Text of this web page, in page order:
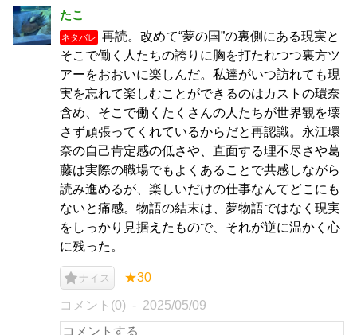
たこ
ネタバレ
再読。改めて“夢の国”の裏側にある現実と
そこで働く人たちの誇りに胸を打たれつつ裏方ツ
アーをおおいに楽しんだ。私達がいつ訪れても現
実を忘れて楽しむことができるのはカストの環奈
含め、そこで働くたくさんの人たちが世界観を壊
さず頑張ってくれているからだと再認識。永江環
奈の自己肯定感の低さや、直面する理不尽さや葛
藤は実際の職場でもよくあることで共感しながら
読み進めるが、楽しいだけの仕事なんてどこにも
ないと痛感。物語の結末は、夢物語ではなく現実
をしっかり見据えたもので、それが逆に温かく心
に残った。
ナイス ★30
コメント(0) 2025/05/09